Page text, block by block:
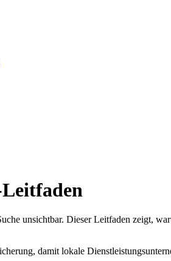
unsichtbar. Dieser Leitfaden zeigt,
damit lokale